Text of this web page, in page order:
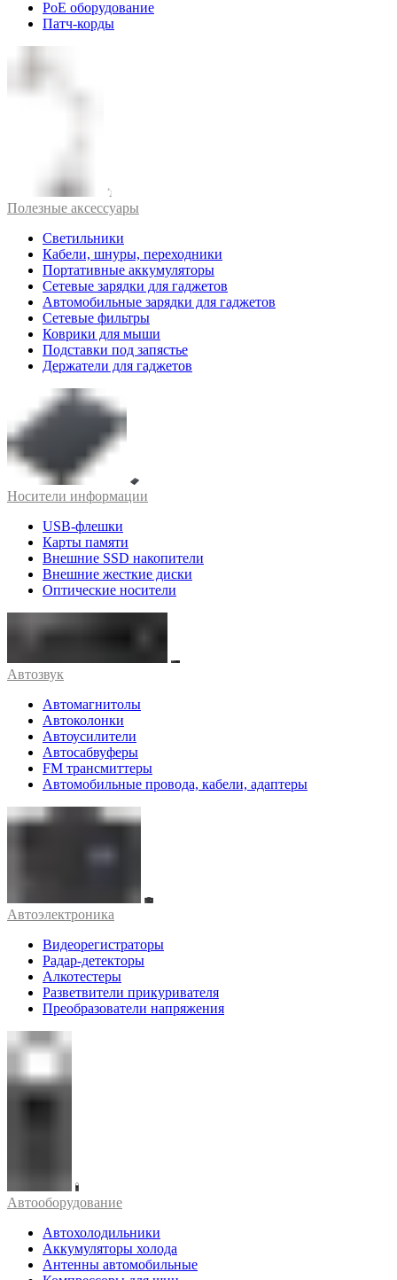
PoE оборудование
Патч-корды
Полезные аксессуары
Светильники
Кабели, шнуры, переходники
Портативные аккумуляторы
Сетевые зарядки для гаджетов
Автомобильные зарядки для гаджетов
Сетевые фильтры
Коврики для мыши
Подставки под запястье
Держатели для гаджетов
Носители информации
USB-флешки
Карты памяти
Внешние SSD накопители
Внешние жесткие диски
Оптические носители
Автозвук
Автомагнитолы
Автоколонки
Автоусилители
Автосабвуферы
FM трансмиттеры
Автомобильные провода, кабели, адаптеры
Автоэлектроника
Видеорегистраторы
Радар-детекторы
Алкотестеры
Разветвители прикуривателя
Преобразователи напряжения
Автооборудование
Автохолодильники
Аккумуляторы холода
Антенны автомобильные